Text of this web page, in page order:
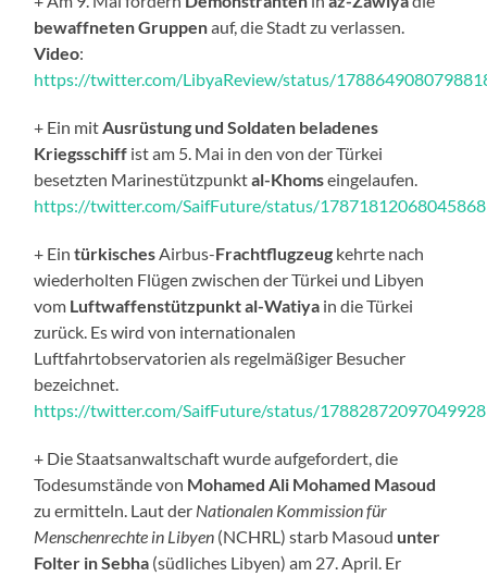
bewaffneten Gruppenauf, die Stadt zu verlassen.
Video:
https://twitter.com/LibyaReview/status/
+ Ein mit Ausrüstung und Soldaten beladenes
Kriegsschiff ist am 5. Mai in den von der Türkei
besetzten Marinestützpunktal-Khomseingelaufen.
https://twitter.com/SaifFuture/status/
+ Eintürkisches Airbus-Frachtflugzeug kehrte nach
wiederholten Flügen zwischen der Türkei und Libyen
vom Luftwaffenstützpunkt al-Watiya in die Türkei
zurück. Es wird von internationalen
Luftfahrtobservatorien als regelmäßiger Besucher
bezeichnet.
https://twitter.com/SaifFuture/status/
+ Die Staatsanwaltschaft wurde aufgefordert, die
Todesumstände von Mohamed Ali Mohamed Masoud
zu ermitteln. Laut der Nationalen Kommission für
Menschenrechte in Libyen (NCHRL) starb Masoud unter
Folter in Sebha (südliches Libyen) am 27. April. Er